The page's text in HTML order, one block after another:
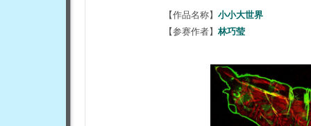
【作品名称】 小小大世界
【参赛作者】 林巧莹